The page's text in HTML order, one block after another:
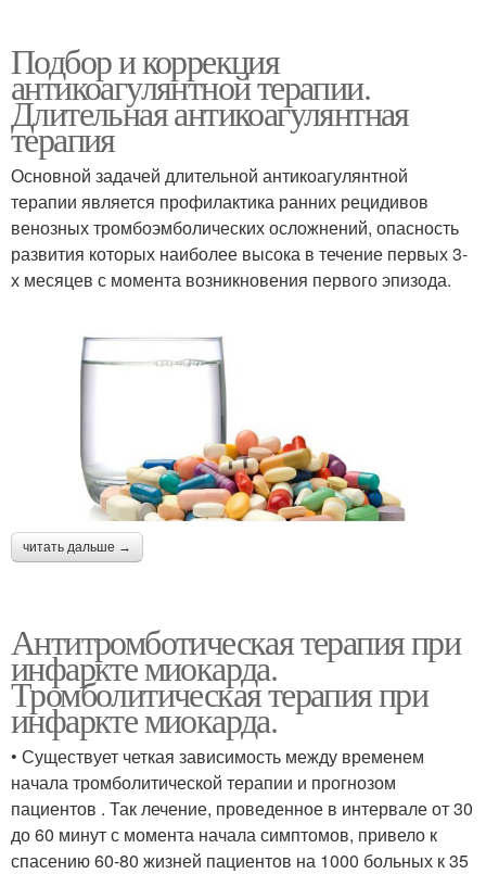
Подбор и коррекция
антикоагулянтной терапии.
Длительная антикоагулянтная
терапия
Основной задачей длительной антикоагулянтной
терапии является профилактика ранних рецидивов
венозных тромбоэмболических осложнений, опасность
развития которых наиболее высока в течение первых 3-
х месяцев с момента возникновения первого эпизода.
читать дальше →
Антитромботическая терапия при
инфаркте миокарда.
Тромболитическая терапия при
инфаркте миокарда.
• Существует четкая зависимость между временем
начала тромболитической терапии и прогнозом
пациентов . Так лечение, проведенное в интервале от 30
до 60 минут с момента начала симптомов, привело к
спасению 60-80 жизней пациентов на 1000 больных к 35